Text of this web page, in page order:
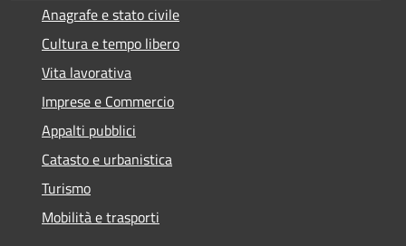
Anagrafe e stato civile
Cultura e tempo libero
Vita lavorativa
Imprese e Commercio
Appalti pubblici
Catasto e urbanistica
Turismo
Mobilità e trasporti